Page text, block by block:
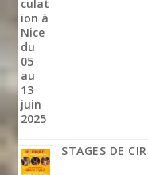
STAGES DE